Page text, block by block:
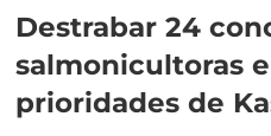
Destrabar 24
salmonicultoras
prioridades de